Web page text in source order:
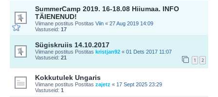
SummerCamp 2019. 16-18.08 Hiiumaa. INFO
TÄIENENUD!
Viimane postitus Postitas Viin « 27 Aug 2019 14:09
Vastuseid: 17
Sügiskruiis 14.10.2017
Viimane postitus Postitas kristjan92 « 01 Dets 2017 11:07
Vastuseid: 21 1 2
Kokkutulek Ungaris
Viimane postitus Postitas zajetz « 17 Sept 2025 23:29
Vastuseid: 1